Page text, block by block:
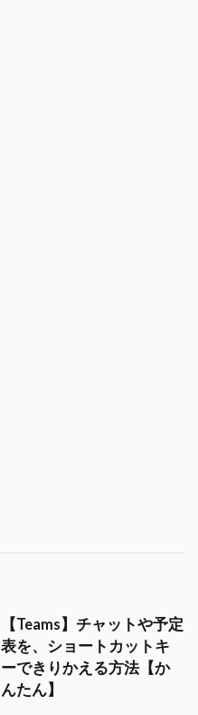
【Teams】チャットや予定
表を、ショートカットキ
ーできりかえる方法【か
んたん】